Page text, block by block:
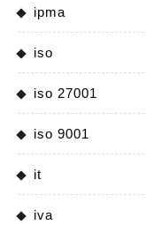
ipma
iso
iso 27001
iso 9001
it
iva